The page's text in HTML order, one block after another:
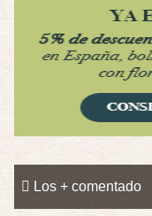
Los + comentado